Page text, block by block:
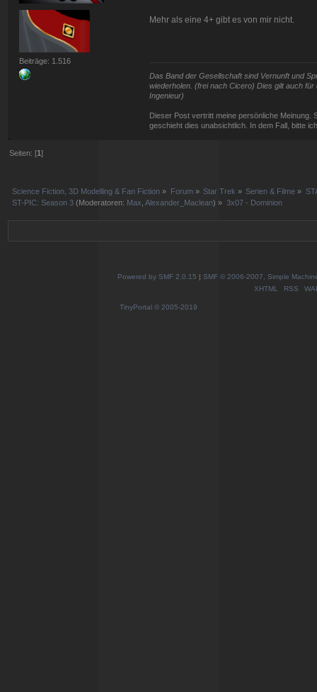
Beiträge: 1.516
Mehr als eine 4+ gibt es von mir nicht.
Das Band der Gesellschaft sind Vernunft und
wiederholen. (frei nach Cicero) Dies gilt auch
Ingenieur)
Dieser Post vertritt meine persönliche Meinung.
geschieht dies unabsichtlich. In dem Fall, bitte
Seiten: [1]
Science Fiction, 3D Modelling & Fan Fiction » Forum» Star Trek » Serien & Filme »
ST-PIC: Season 3 (Moderatoren: Max ,Alexander_Maclean) » 3x07 - Dominion
Powered by SMF 2.0.15 | SMF © 2006-2007, Simple
XHTML
RSS
TinyPortal © 2005-2019